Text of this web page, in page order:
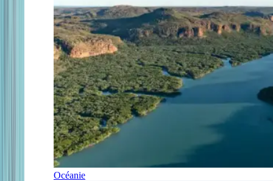
Océanie